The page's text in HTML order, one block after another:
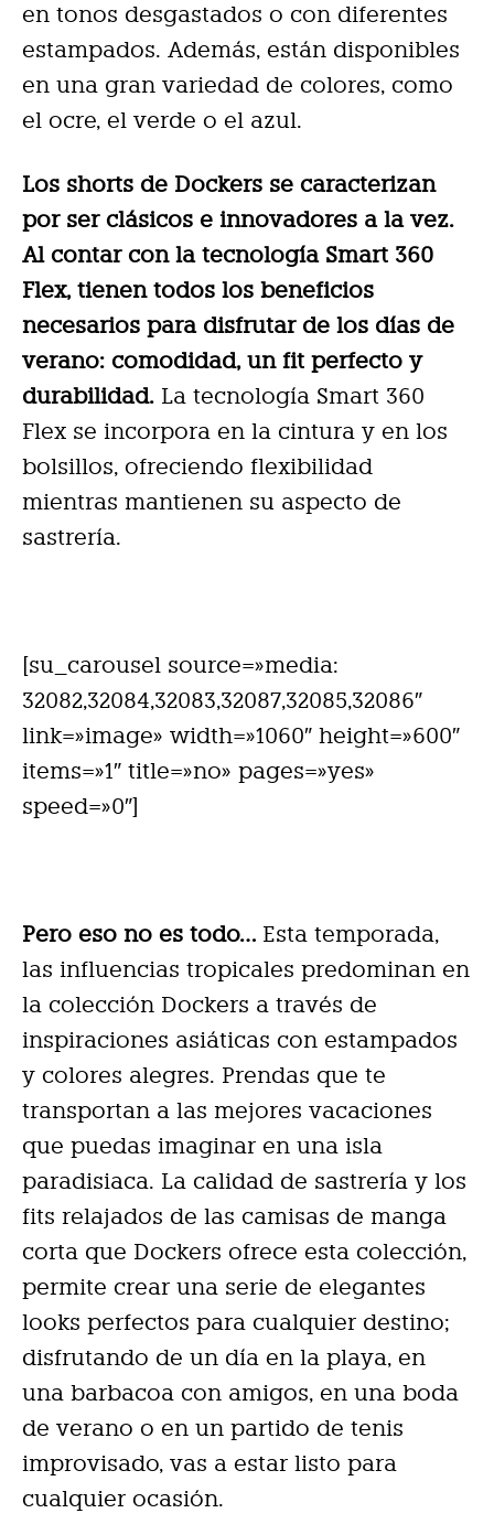
en tonos desgastados o con diferentes
estampados. Además, están disponibles
en una gran variedad de colores, como
el ocre, el verde o el azul.
Los shorts de Dockers se caracterizan
por ser clásicos e innovadores a la vez.
Al contar con la tecnología Smart 360
Flex, tienen todos los beneficios
necesarios para disfrutar de los días de
verano: comodidad, un fit perfecto y
durabilidad. La tecnología Smart 360
Flex se incorpora en la cintura y en los
bolsillos, ofreciendo flexibilidad
mientras mantienen su aspecto de
sastrería.
[su_carousel source=»media:
32082,32084,32083,32087,32085,32086″
link=»image» width=»1060″ height=»600″
items=»1″ title=»no» pages=»yes»
speed=»0″]
Pero eso no es todo… Esta temporada,
las influencias tropicales predominan en
la colección Dockers a través de
inspiraciones asiáticas con estampados
y colores alegres. Prendas que te
transportan a las mejores vacaciones
que puedas imaginar en una isla
paradisiaca. La calidad de sastrería y los
fits relajados de las camisas de manga
corta que Dockers ofrece esta colección,
permite crear una serie de elegantes
looks perfectos para cualquier destino;
disfrutando de un día en la playa, en
una barbacoa con amigos, en una boda
de verano o en un partido de tenis
improvisado, vas a estar listo para
cualquier ocasión.